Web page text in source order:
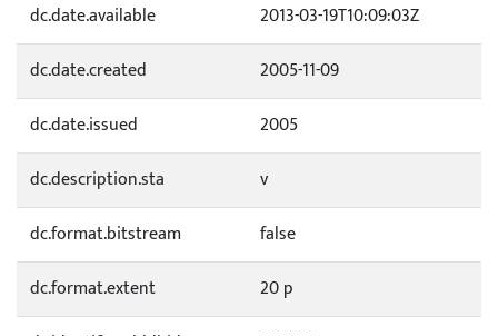
dc.date.available
2013-03-19T10:09:03Z
dc.date.created
2005-11-09
dc.date.issued
2005
dc.description.sta
v
dc.format.bitstream
false
dc.format.extent
20 p